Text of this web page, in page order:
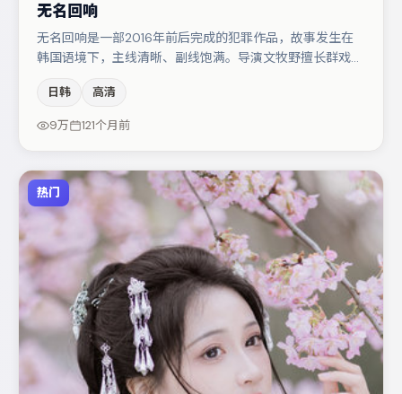
无名回响
无名回响是一部2016年前后完成的犯罪作品，故事发生在
韩国语境下，主线清晰、副线饱满。导演文牧野擅长群戏与
中承担叙事驱动，金高银、谭卓分别提供反差与喜剧/悬疑
调剂（视场次而定）。节奏紧凑、反转有度，值得列入片
日韩 高清
9万 121个月前
热门